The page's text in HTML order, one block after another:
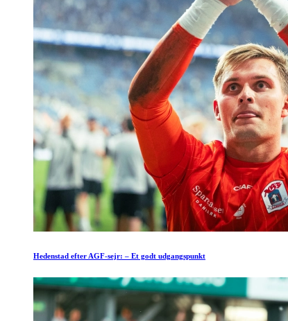
Hedenstad efter AGF-sejr: – Et godt udgangspunkt